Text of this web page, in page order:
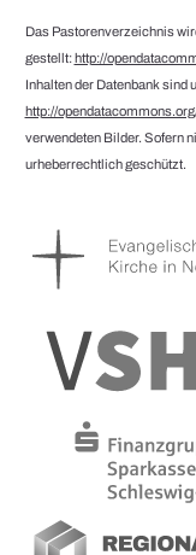
Das Pastorenverzeichnis
gestellt:http://
Inhalten der Datenbank sind
http://
verwendeten Bilder. Sofern
urheberrechtlich geschützt.